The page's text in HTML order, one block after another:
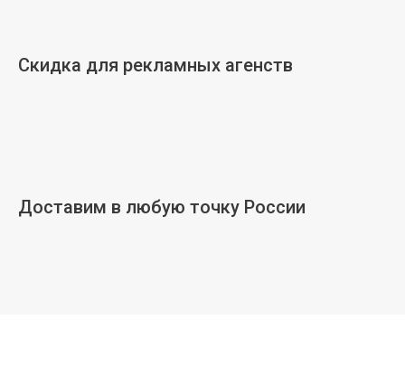
Скидка для рекламных агенств
Доставим в любую точку России